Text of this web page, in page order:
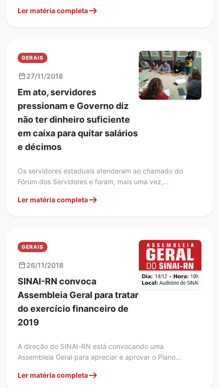
Ler matéria completa
GERAIS
27/11/2018
Em ato, servidores
pressionam e Governo diz
não ter dinheiro suficiente
em caixa para quitar salários
e décimos
Os servidores estaduais atenderam ao chamado do
Fórum dos Servidores e foram, mais uma vez,…
Ler matéria completa
GERAIS
26/11/2018
SINAI-RN convoca
Assembleia Geral para tratar
do exercício financeiro de
2019
A direção do SINAI-RN está convocando uma
Assembleia Geral para apreciar e aprovar o Plano…
Ler matéria completa